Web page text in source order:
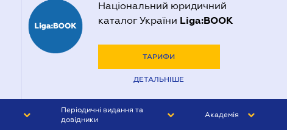
Національний юридичний
каталог України Liga:BOOK
ТАРИФИ
ДЕТАЛЬНІШЕ
Періодичні видання та
довідники
Академія